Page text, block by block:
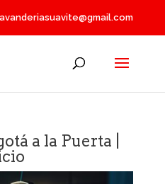
a la Puerta |